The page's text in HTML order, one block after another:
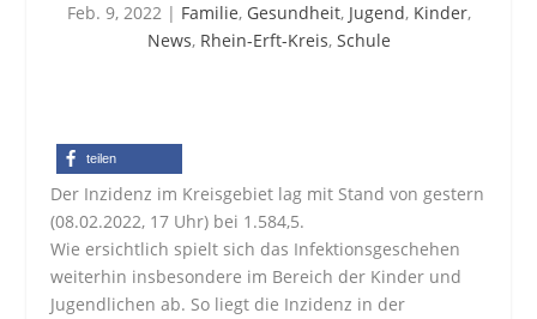
Feb. 9, 2022| Familie, Gesundheit, Jugend, Kinder,
News, Rhein-Erft-Kreis, Schule
teilen
Der Inzidenz im Kreisgebiet lag mit Stand von gestern
(08.02.2022, 17 Uhr) bei 1.584,5.
Wie ersichtlich spielt sich das Infektionsgeschehen
weiterhin insbesondere im Bereich der Kinder und
Jugendlichen ab. So liegt die Inzidenz in der